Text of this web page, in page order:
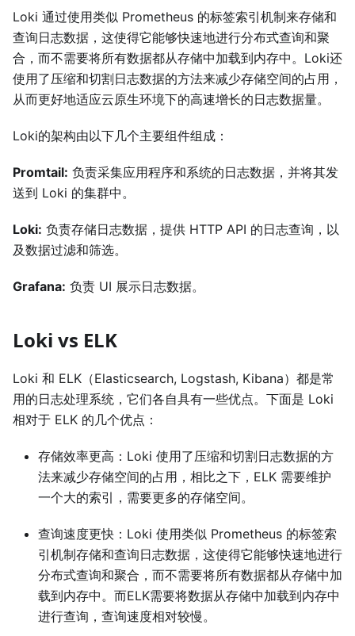
Loki 通过使用类似 Prometheus 的标签索引机制来存储和
查询日志数据，这使得它能够快速地进行分布式查询和聚
合，而不需要将所有数据都从存储中加载到内存中。Loki还
使用了压缩和切割日志数据的方法来减少存储空间的占用，
从而更好地适应云原生环境下的高速增长的日志数据量。
Loki的架构由以下几个主要组件组成：
Promtail: 负责采集应用程序和系统的日志数据，并将其发
送到 Loki 的集群中。
Loki: 负责存储日志数据，提供 HTTP API 的日志查询，以
及数据过滤和筛选。
Grafana: 负责 UI 展示日志数据。
Loki vs ELK
Loki 和 ELK（Elasticsearch, Logstash, Kibana）都是常
用的日志处理系统，它们各自具有一些优点。下面是 Loki
相对于 ELK 的几个优点：
存储效率更高：Loki 使用了压缩和切割日志数据的方
法来减少存储空间的占用，相比之下，ELK 需要维护
一个大的索引，需要更多的存储空间。
查询速度更快：Loki 使用类似 Prometheus 的标签索
引机制存储和查询日志数据，这使得它能够快速地进行
分布式查询和聚合，而不需要将所有数据都从存储中加
载到内存中。而ELK需要将数据从存储中加载到内存中
进行查询，查询速度相对较慢。